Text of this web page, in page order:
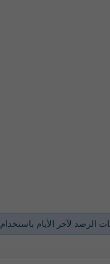
الرصد لآخر الأيام باستخدام